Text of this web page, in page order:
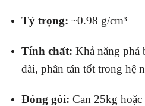
Tỷ trọng: ~0.98 g/cm³
Tính chất: Khả năng phá
dài, phân tán tốt trong hệ
Đóng gói: Can 25kg